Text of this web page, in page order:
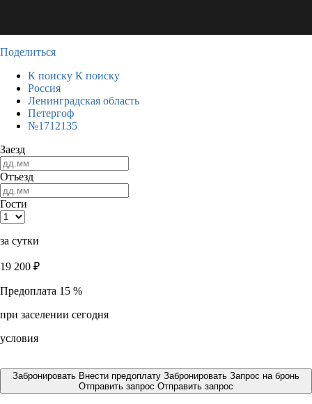
Поделиться
К поиску К поиску
Россия
Ленинградская область
Петергоф
№1712135
Заезд
Отъезд
Гости
за сутки
19 200 ₽
Предоплата 15 %
при заселении сегодня
условия
Забронировать Внести предоплату Забронировать Запрос на бронь
Отправить запрос Отправить запрос